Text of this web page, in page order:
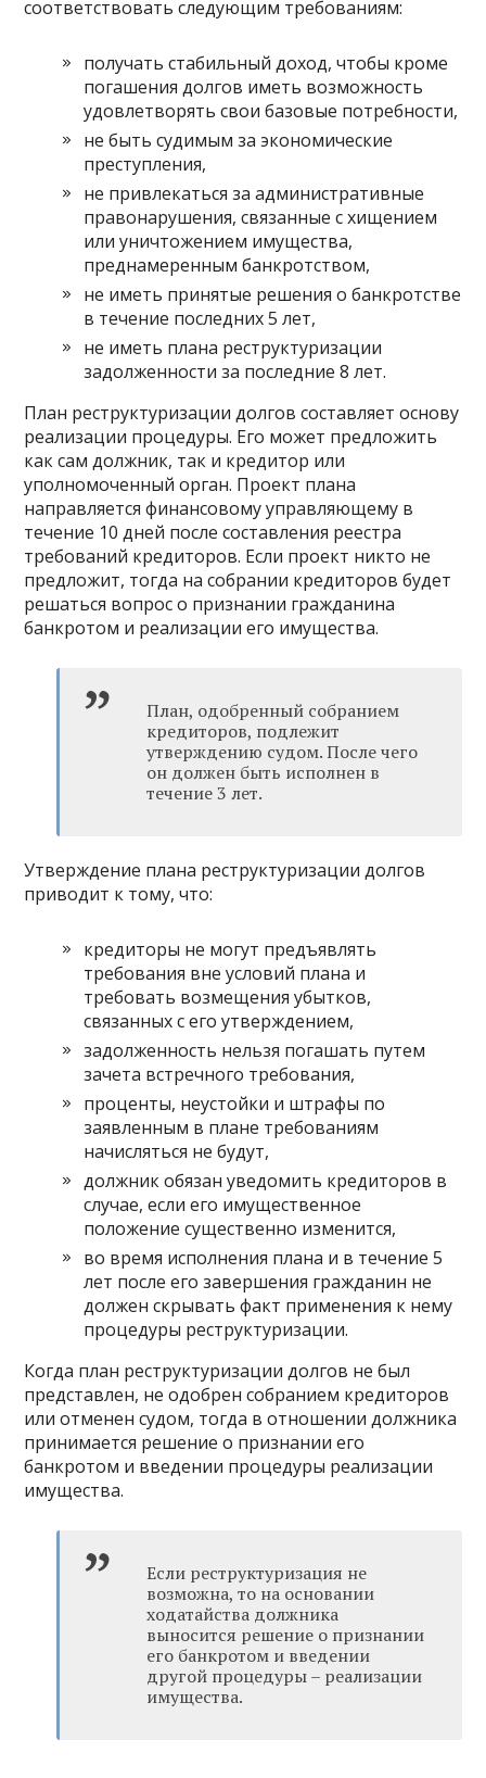
соответствовать следующим требованиям:
получать стабильный доход, чтобы кроме
погашения долгов иметь возможность
удовлетворять свои базовые потребности,
не быть судимым за экономические
преступления,
не привлекаться за административные
правонарушения, связанные с хищением
или уничтожением имущества,
преднамеренным банкротством,
не иметь принятые решения о банкротстве
в течение последних 5 лет,
не иметь плана реструктуризации
задолженности за последние 8 лет.
План реструктуризации долгов составляет основу
реализации процедуры. Его может предложить
как сам должник, так и кредитор или
уполномоченный орган. Проект плана
направляется финансовому управляющему в
течение 10 дней после составления реестра
требований кредиторов. Если проект никто не
предложит, тогда на собрании кредиторов будет
решаться вопрос о признании гражданина
банкротом и реализации его имущества.
План, одобренный собранием
кредиторов, подлежит
утверждению судом. После чего
он должен быть исполнен в
течение 3 лет.
Утверждение плана реструктуризации долгов
приводит к тому, что:
кредиторы не могут предъявлять
требования вне условий плана и
требовать возмещения убытков,
связанных с его утверждением,
задолженность нельзя погашать путем
зачета встречного требования,
проценты, неустойки и штрафы по
заявленным в плане требованиям
начисляться не будут,
должник обязан уведомить кредиторов в
случае, если его имущественное
положение существенно изменится,
во время исполнения плана и в течение 5
лет после его завершения гражданин не
должен скрывать факт применения к нему
процедуры реструктуризации.
Когда план реструктуризации долгов не был
представлен, не одобрен собранием кредиторов
или отменен судом, тогда в отношении должника
принимается решение о признании его
банкротом и введении процедуры реализации
имущества.
Если реструктуризация не
возможна, то на основании
ходатайства должника
выносится решение о признании
его банкротом и введении
другой процедуры – реализации
имущества.